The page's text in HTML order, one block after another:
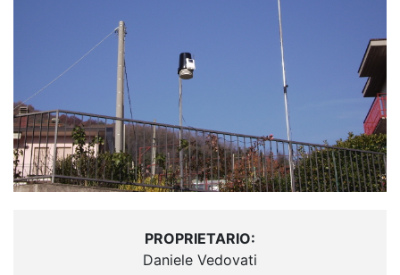
PROPRIETARIO:
Daniele Vedovati